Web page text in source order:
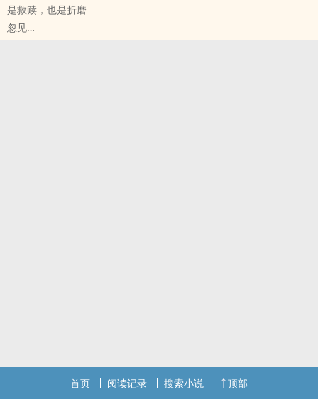
是救赎，也是折磨
忽见
首页 阅读记录 搜索小说 顶部